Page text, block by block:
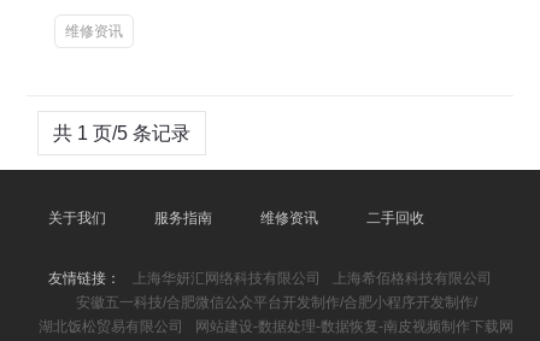
维修资讯
共 1 页/5 条记录
关于我们 服务指南 维修资讯 二手回收
友情链接： 上海华妍汇网络科技有限公司
上海希佰格科技有限公司
安徽五一科技/合肥微信公众平台开发制作/合肥小程序开发制作/
湖北饭松贸易有限公司
网站建设-数据处理-数据恢复-南皮视频制作下载网